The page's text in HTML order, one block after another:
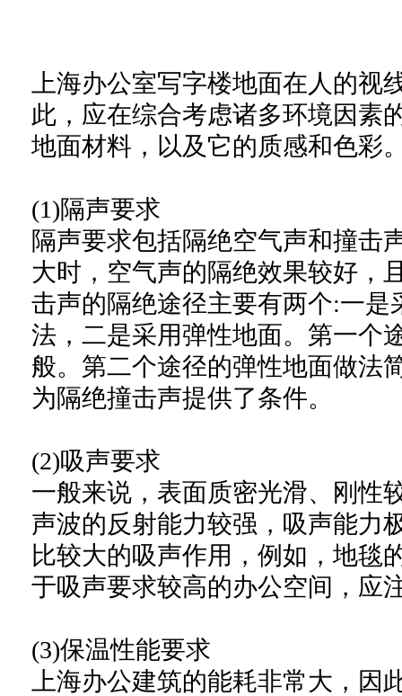
上海办公室写字楼地面在人的视
此，应在综合考虑诸多环境因素
地面材料，以及它的质感和色彩
(1)隔声要求
隔声要求包括隔绝空气声和撞击
大时，空气声的隔绝效果较好，
击声的隔绝途径主要有两个:一
法，二是采用弹性地面。第一个
般。第二个途径的弹性地面做法
为隔绝撞击声提供了条件。
(2)吸声要求
一般来说，表面质密光滑、刚性
声波的反射能力较强，吸声能力
比较大的吸声作用，例如，地毯
于吸声要求较高的办公空间，应
(3)保温性能要求
上海办公建筑的能耗非常大，